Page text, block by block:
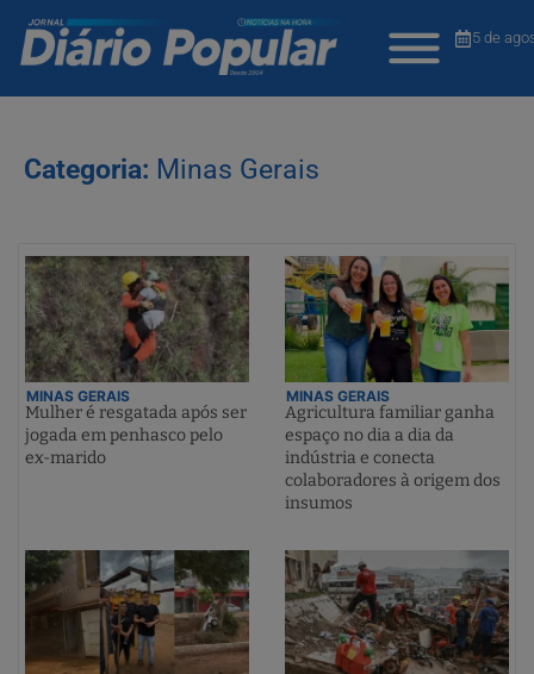
5 de
Categoria: Minas Gerais
MINAS GERAIS
Mulher é resgatada após ser
jogada em penhasco pelo
ex-marido
MINAS GERAIS
Agricultura familiar ganha
espaço no dia a dia da
indústria e conecta
colaboradores à origem dos
insumos